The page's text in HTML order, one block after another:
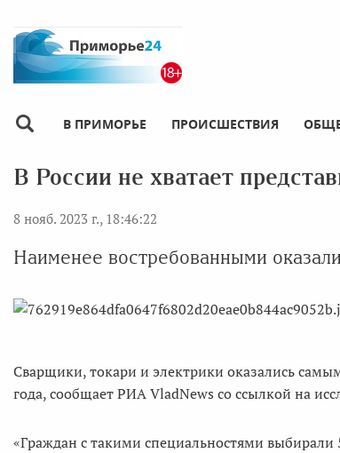
В ПРИМОРЬЕ ПРОИСШЕСТВИЯ
В России не хватает
8 нояб. 2023 г., 18:46:22
Наименее востребованными
Сварщики, токари и электрики оказались
года, сообщает РИА VladNews со ссылкой на
«Граждан с такими специальностями выбирали